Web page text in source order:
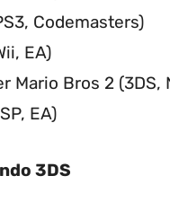
Codemasters)
EA)
Mario Bros 2 (3DS,
EA)
3DS